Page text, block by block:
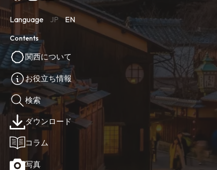
Language JP EN
Contents
関西について
お役立ち情報
検索
ダウンロード
コラム
写真